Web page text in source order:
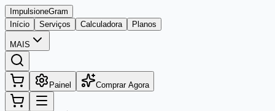
ImpulsioneGram
Início
Serviços Calculadora Planos
MAIS
Painel Comprar Agora